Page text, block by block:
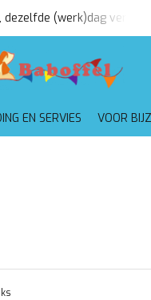
(werk)dag
EN SERVIES VOOR